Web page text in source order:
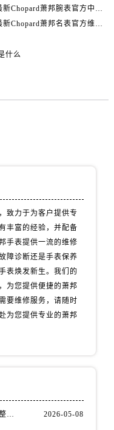
内蒙古自治区乌海市海勃湾区人民南路萧邦售后服务中心（需提前预约）
内蒙古自治区乌兰察布市集宁区恩和大街萧邦售后服务中心（需提前预约）
山西省太原市迎泽区迎泽街道解放路15号亨得利名表维修授权店3楼萧邦售后服务中心（需提前预约）
2026最新Chopard萧邦腕表官方中心网点地址实地探访报告
2026最新Chopard萧邦名表官方维修服务点地址调研报告
什么
致力于为客户提供专
丰富的经验，并配备
手表提供一流的维修
障诊断还是手表保养
表焕发新生。我们的
为您提供便捷的萧邦
要维修服务，请随时
为您提供专业的萧邦
表带太长显廉价？萧邦精致佩戴从调整开始！ 2026-05-08